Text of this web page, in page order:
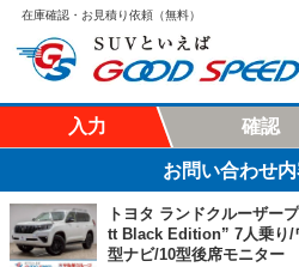
在庫確認・お見積り依頼（無料）
入力 確認
お問い合わせ
トヨタ ランドクルーザー
tt Black Edition” 7人乗り/
型ナビ/10型後席モニター